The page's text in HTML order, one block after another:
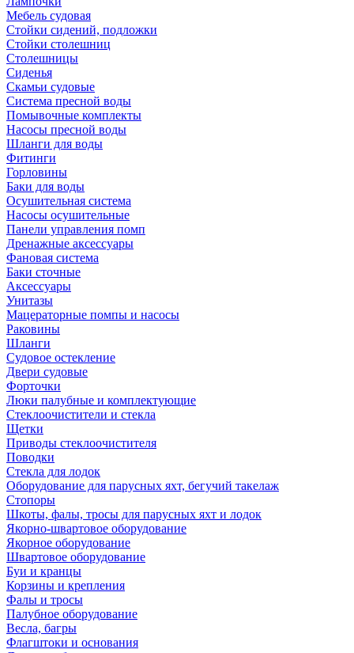
Мебель судовая
Стойки сидений, подложки
Стойки столешниц
Столешницы
Сиденья
Скамьи судовые
Система пресной воды
Помывочные комплекты
Насосы пресной воды
Шланги для воды
Фитинги
Горловины
Баки для воды
Осушительная система
Насосы осушительные
Панели управления помп
Дренажные аксессуары
Фановая система
Баки сточные
Аксессуары
Унитазы
Мацераторные помпы и насосы
Раковины
Шланги
Судовое остекление
Двери судовые
Форточки
Люки палубные и комплектующие
Стеклоочистители и стекла
Щетки
Приводы стеклоочистителя
Поводки
Стекла для лодок
Оборудование для парусных яхт, бегучий такелаж
Стопоры
Шкоты, фалы, тросы для парусных яхт и лодок
Якорно-швартовое оборудование
Якорное оборудование
Швартовое оборудование
Буи и кранцы
Корзины и крепления
Фалы и тросы
Палубное оборудование
Весла, багры
Флагштоки и основания